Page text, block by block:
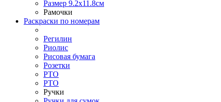
Размер 9.2х11.8см
Рамочки
Раскраски по номерам
Регилин
Риолис
Рисовая бумага
Розетки
РТО
РТО
Ручки